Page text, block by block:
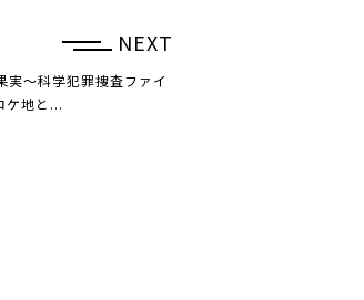
NEXT
～科学犯罪捜査ファイ
ケ地と...